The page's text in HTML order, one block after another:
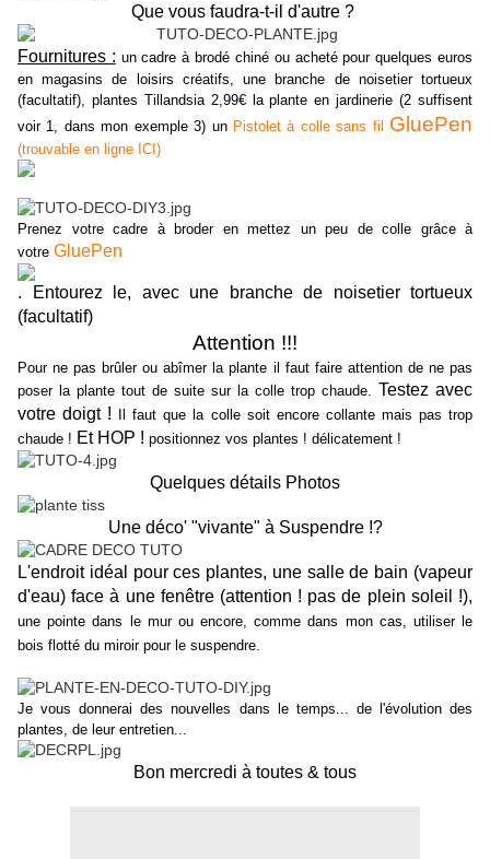
Que vous faudra-t-il d'autre ?
Fournitures : un cadre à brodé chiné ou acheté pour quelques euros
en magasins de loisirs créatifs, une branche de noisetier tortueux
(facultatif), plantes Tillandsia 2,99€ la plante en jardinerie (2 suffisent
voir 1, dans mon exemple 3) un Pistolet à colle sans fil GluePen
(trouvable en ligne ICI)
Prenez votre cadre à broder en mettez un peu de colle grâce à
votre GluePen
. Entourez le, avec une branche de noisetier tortueux
(facultatif)
Attention !!!
Pour ne pas brûler ou abîmer la plante il faut faire attention de ne pas
poser la plante tout de suite sur la colle trop chaude. Testez avec
votre doigt ! Il faut que la colle soit encore collante mais pas trop
chaude ! Et HOP ! positionnez vos plantes ! délicatement !
Quelques détails Photos
Une déco' "vivante" à Suspendre !?
L'endroit idéal pour ces plantes, une salle de bain (vapeur
d'eau) face à une fenêtre (attention ! pas de plein soleil !),
une pointe dans le mur ou encore, comme dans mon cas, utiliser le
bois flotté du miroir pour le suspendre.
Je vous donnerai des nouvelles dans le temps... de l'évolution des
plantes, de leur entretien...
Bon mercredi à toutes & tous